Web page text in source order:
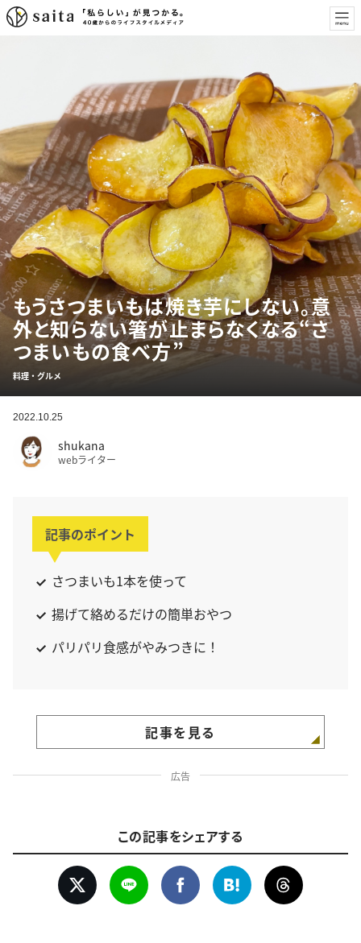
もうさつまいもは焼き芋にしない。意
外と知らない箸が止まらなくなる“さ
つまいもの食べ方”
料理・グルメ
2022.10.25
shukana
webライター
記事のポイント
さつまいも1本を使って
揚げて絡めるだけの簡単おやつ
パリパリ食感がやみつきに！
記事を見る
広告
この記事をシェアする